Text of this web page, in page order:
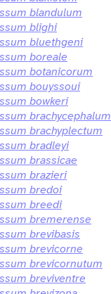
blandulum
blighi
bluethgeni
boreale
botanicorum
bouyssoui
bowkeri
brachycephalum
brachyplectum
bradleyi
brassicae
brazieri
bredoi
breedi
bremerense
brevibasis
brevicorne
brevicornutum
breviventre